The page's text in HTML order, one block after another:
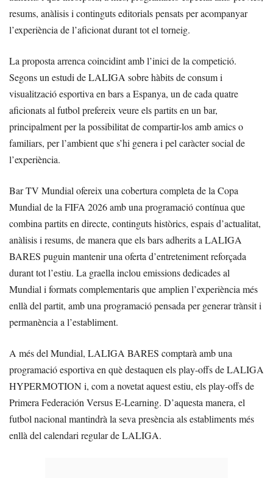
resums, anàlisis i continguts editorials pensats per acompanyar
l’experiència de l’aficionat durant tot el torneig.
La proposta arrenca coincidint amb l’inici de la competició.
Segons un estudi de LALIGA sobre hàbits de consum i
visualització esportiva en bars a Espanya, un de cada quatre
aficionats al futbol prefereix veure els partits en un bar,
principalment per la possibilitat de compartir-los amb amics o
familiars, per l’ambient que s’hi genera i pel caràcter social de
l’experiència.
Bar TV Mundial ofereix una cobertura completa de la Copa
Mundial de la FIFA 2026 amb una programació contínua que
combina partits en directe, continguts històrics, espais d’actualitat,
anàlisis i resums, de manera que els bars adherits a LALIGA
BARES puguin mantenir una oferta d’entreteniment reforçada
durant tot l’estiu. La graella inclou emissions dedicades al
Mundial i formats complementaris que amplien l’experiència més
enllà del partit, amb una programació pensada per generar trànsit i
permanència a l’establiment.
A més del Mundial, LALIGA BARES comptarà amb una
programació esportiva en què destaquen els play-offs de LALIGA
HYPERMOTION i, com a novetat aquest estiu, els play-offs de
Primera Federación Versus E-Learning. D’aquesta manera, el
futbol nacional mantindrà la seva presència als establiments més
enllà del calendari regular de LALIGA.